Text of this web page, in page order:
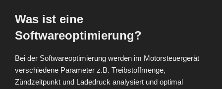
Was ist eine
Softwareoptimierung?
Bei der Softwareoptimierung werden im Motorsteuergerät
verschiedene Parameter z.B. Treibstoffmenge,
Zündzeitpunkt und Ladedruck analysiert und optimal